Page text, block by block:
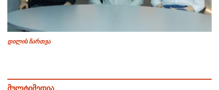
დილის ჩართვა
მულტიმედია